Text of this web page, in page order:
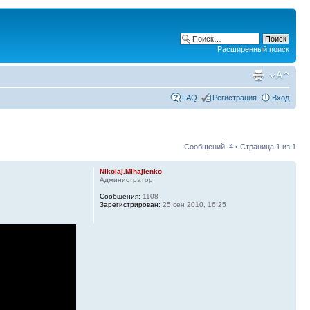
Расширенный поиск
FAQ Регистрация Вход
Сообщений: 4 • Страница 1 из 1
Nikolaj.Mihajlenko
Администратор
Сообщения: 1108
Зарегистрирован: 25 сен 2010, 16:25